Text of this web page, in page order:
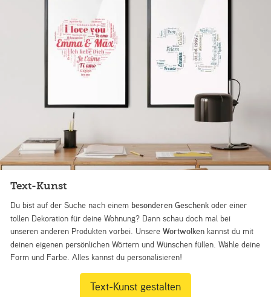
Text-Kunst
Du bist auf der Suche nach einem besonderen Geschenk oder einer
tollen Dekoration für deine Wohnung? Dann schau doch mal bei
unseren anderen Produkten vorbei. UnsereWortwolken kannst du mit
deinen eigenen persönlichen Wörtern und Wünschen füllen. Wähle deine
Form und Farbe. Alles kannst du personalisieren!
Text-Kunst gestalten